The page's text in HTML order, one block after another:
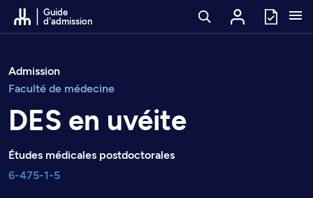
Passer au contenu
Guide
d'admission
Admission
Faculté de médecine
DES en uvéite
Études médicales postdoctorales
6-475-1-5